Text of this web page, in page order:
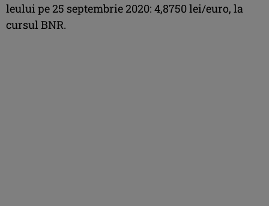
leului pe 25 septembrie 2020: 4,8750 lei/euro, la
cursul BNR.